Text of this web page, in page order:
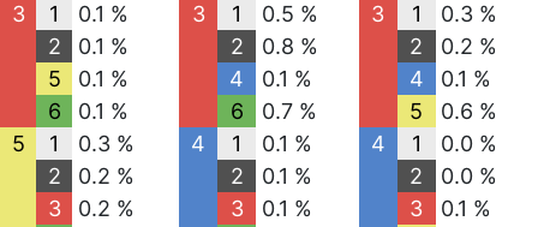
3
1
0.1 %
2
0.1 %
5
0.1 %
6
0.1 %
5
1
0.3 %
2
0.2 %
3
0.2 %
3
1
0.5 %
2
0.8 %
4
0.1 %
6
0.7 %
4
1
0.1 %
2
0.1 %
3
0.1 %
3
1
0.3 %
2
0.2 %
4
0.1 %
5
0.6 %
4
1
0.0 %
2
0.0 %
3
0.1 %